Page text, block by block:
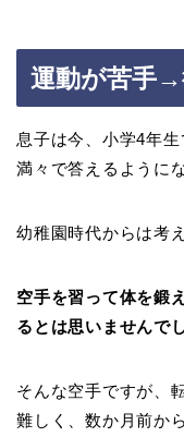
運動が苦手→
息子は今、小学4年生
満々で答えるように
幼稚園時代からは考
空手を習って体を鍛
るとは思いませんで
そんな空手ですが、
難しく、数か月前か